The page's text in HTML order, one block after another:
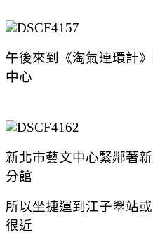
午後來到《淘氣連環計
中心
新北市藝文中心緊鄰著
分館
所以坐捷運到江子翠站
很近